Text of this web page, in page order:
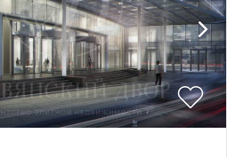
показать ещё 7 фотографий